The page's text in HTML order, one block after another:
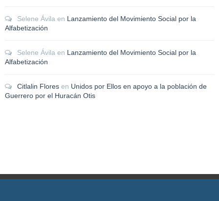
Selene Ávila en Lanzamiento del Movimiento Social por la
Alfabetización
Selene Ávila en Lanzamiento del Movimiento Social por la
Alfabetización
Citlalin Flores en Unidos por Ellos en apoyo a la población de
Guerrero por el Huracán Otis